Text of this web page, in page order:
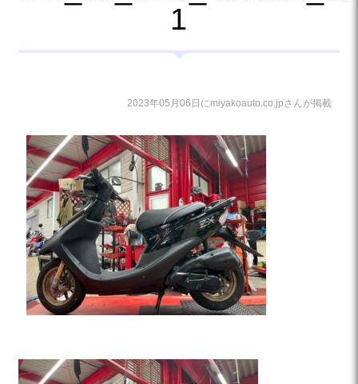
1
2023年05月06日にmiyakoauto.co.jpさんが掲載